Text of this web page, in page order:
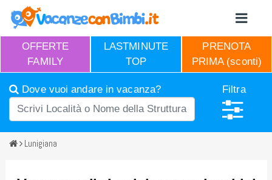
OFFERTE
FAMILY
LASTMINUTE
TOP
PRENOTA
PRIMA (sconti)
Dove vuoi andare in vacanza? Filtra
Lunigiana